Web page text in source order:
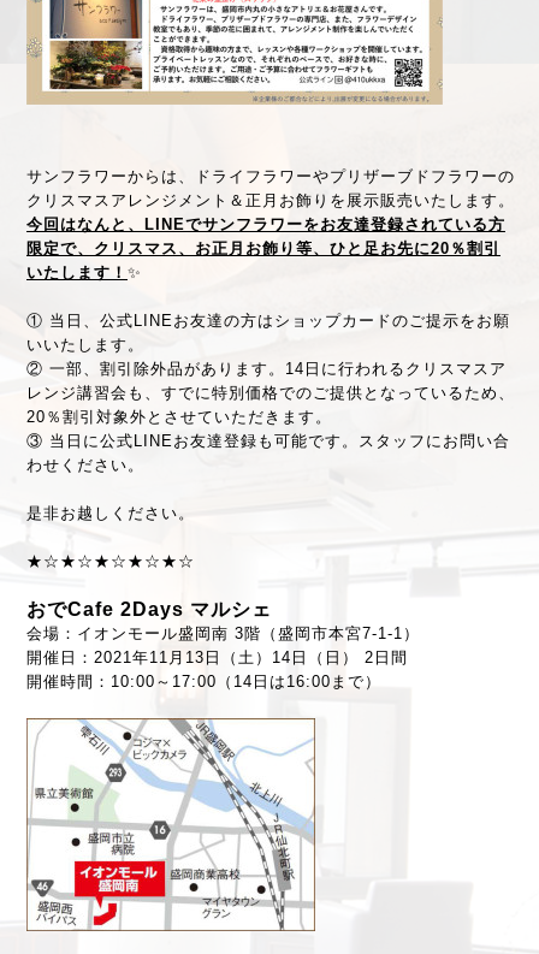
サンフラワーからは、ドライフラワーやプリザーブドフラワーの
クリスマスアレンジメント＆正月お飾りを展示販売いたします。
今回はなんと、LINEでサンフラワーをお友達登録されている方
限定で、クリスマス、お正月お飾り等、ひと足お先に20％割引
いたします！ ✨
① 当日、公式LINEお友達の方はショップカードのご提示をお願
いいたします。
② 一部、割引除外品があります。14日に行われるクリスマスア
レンジ講習会も、すでに特別価格でのご提供となっているため、
20％割引対象外とさせていただきます。
③ 当日に公式LINEお友達登録も可能です。スタッフにお問い合
わせください。
是非お越しください。
★☆★☆★☆★☆★☆
おでCafe 2Days マルシェ
会場：イオンモール盛岡南 3階（盛岡市本宮7-1-1）
開催日：2021年11月13日（土）14日（日） 2日間
開催時間：10:00～17:00（14日は16:00まで）